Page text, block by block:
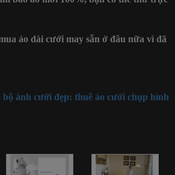
áo dài cưới may sẵn ở đâu nữa vì đã
ảnh cưới đẹp: thuê áo cưới chụp hình